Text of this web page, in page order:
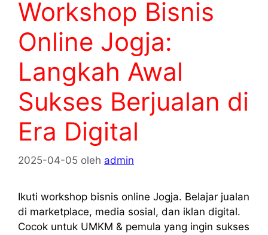
Workshop Bisnis
Online Jogja:
Langkah Awal
Sukses Berjualan di
Era Digital
2025-04-05 oleh admin
Ikuti workshop bisnis online Jogja. Belajar jualan
di marketplace, media sosial, dan iklan digital.
Cocok untuk UMKM & pemula yang ingin sukses